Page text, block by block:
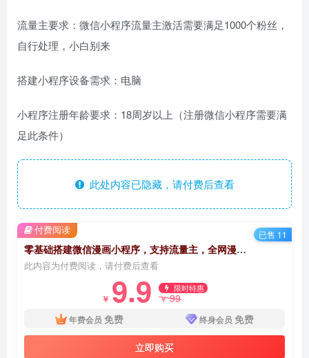
流量主要求：微信小程序流量主激活需要满足1000个粉丝，
自行处理，小白别来
搭建小程序设备需求：电脑
小程序注册年龄要求：18周岁以上（注册微信小程序需要满
足此条件）
此处内容已隐藏，请付费后查看
零基础搭建微信漫画小程序，支持流量主，全网漫画兔费看【源码+详细教程】
此内容为付费阅读，请付费后查看
￥ 9.9 限时特惠
￥99
年费会员 免费 终身会员 免费
立即购买
付费阅读 已售 11